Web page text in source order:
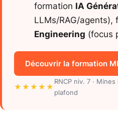
formation IA
LLMs/RAG/agents),
Engineering (focus
Découvrir la formation
★★★★★
RNCP niv. 7 · Mines
plafond